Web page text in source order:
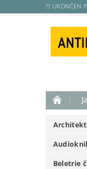
!!! UKONČEN
Beletrie